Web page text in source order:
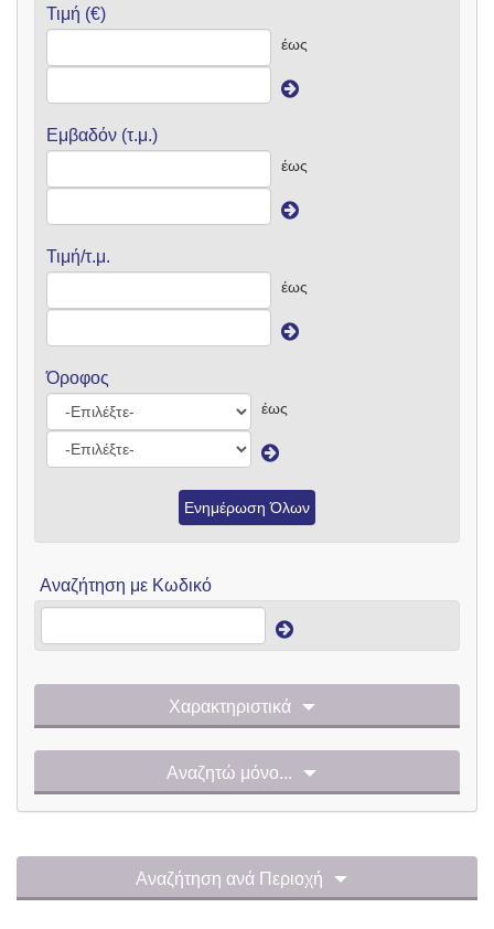
Τιμή (€)
έως
Εμβαδόν (τ.μ.)
έως
Τιμή/τ.μ.
έως
Όροφος
έως
Ενημέρωση Όλων
Αναζήτηση με Κωδικό
Χαρακτηριστικά
Αναζητώ μόνο...
Αναζήτηση ανά Περιοχή